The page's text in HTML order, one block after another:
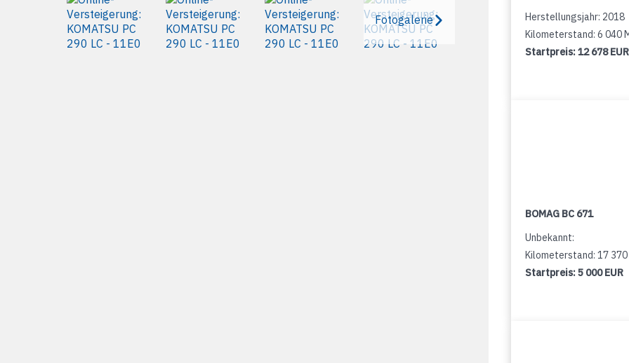
Fotogalerie
Herstellungsjahr: 2018
Kilometerstand: 6 040
Startpreis:12 678 EUR
BOMAG BC 671
Unbekannt:
Kilometerstand: 17 370
Startpreis:5 000 EUR